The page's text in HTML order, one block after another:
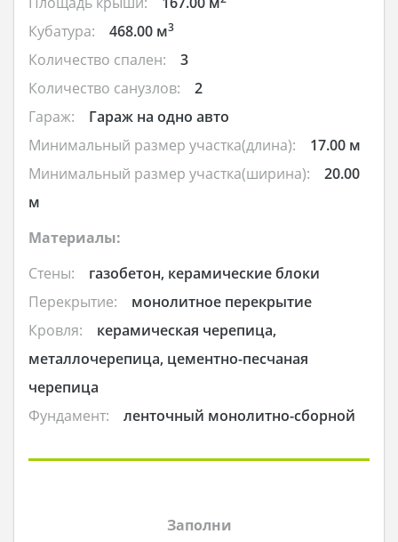
Кубатура: 468.00 м3
Количество спален:
3
Количество санузлов:
2
Гараж:
Гараж на одно авто
Минимальный размер участка(длина):
17.00 м
Минимальный размер участка(ширина):
20.00
м
Материалы:
Стены:
газобетон, керамические блоки
Перекрытие:
монолитное перекрытие
Кровля:
керамическая черепица,
металлочерепица, цементно-песчаная
черепица
Фундамент:
ленточный монолитно-сборной
Заполни